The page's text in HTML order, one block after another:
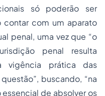
só poderão ser
contar com um aparato
penal, uma vez que “o
penal resulta
vigência prática das
buscando, “na
de absolver os